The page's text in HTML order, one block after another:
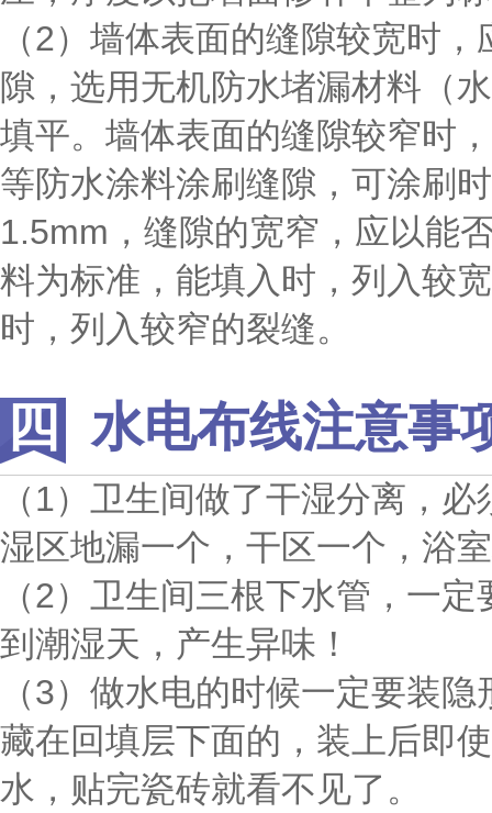
（2）墙体表面的缝隙较宽时
隙，选用无机防水堵漏材料（
填平。墙体表面的缝隙较窄时
等防水涂料涂刷缝隙，可涂刷
1.5mm，缝隙的宽窄，应以能
料为标准，能填入时，列入较
时，列入较窄的裂缝。
水电布线注意事
（1）卫生间做了干湿分离，
湿区地漏一个，干区一个，浴
（2）卫生间三根下水管，一
到潮湿天，产生异味！
（3）做水电的时候一定要装
藏在回填层下面的，装上后即
水，贴完瓷砖就看不见了。